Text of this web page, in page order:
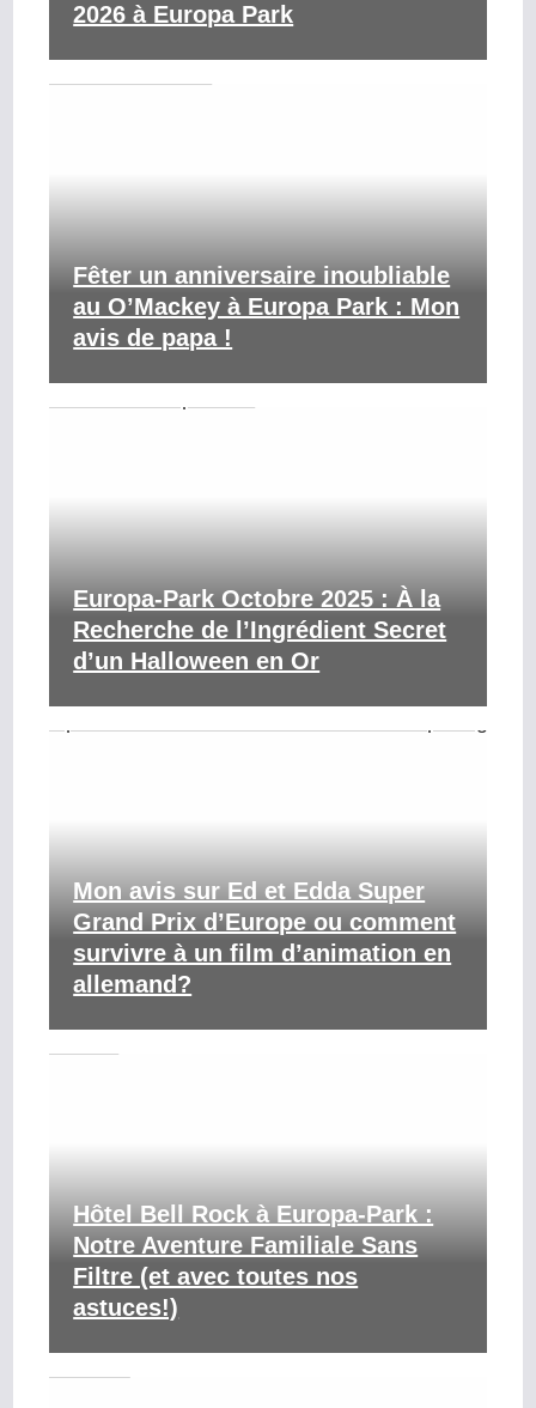
2026 à Europa Park
Fêter un anniversaire inoubliable
au O’Mackey à Europa Park : Mon
avis de papa !
Europa-Park Octobre 2025 : À la
Recherche de l’Ingrédient Secret
d’un Halloween en Or
Mon avis sur Ed et Edda Super
Grand Prix d’Europe ou comment
survivre à un film d’animation en
allemand?
Hôtel Bell Rock à Europa-Park :
Notre Aventure Familiale Sans
Filtre (et avec toutes nos
astuces!)